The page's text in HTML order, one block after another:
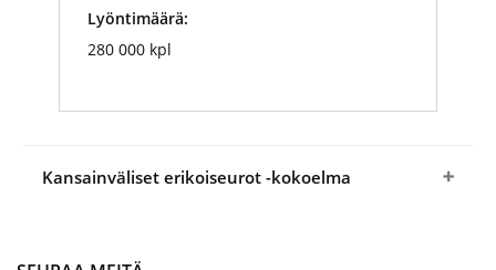
Lyöntimäärä:
280 000 kpl
Kansainväliset erikoiseurot -kokoelma